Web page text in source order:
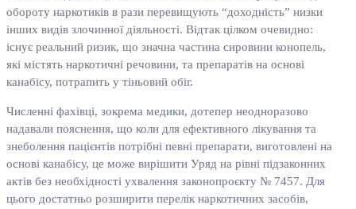
обороту наркотиків в рази перевищують “доходність” низки
інших видів злочинної діяльності. Відтак цілком очевидно:
існує реальний ризик, що значна частина сировини конопель,
які містять наркотичні речовини, та препаратів на основі
канабісу, потрапить у тіньовий обіг.
Численні фахівці, зокрема медики, дотепер неодноразово
надавали пояснення, що коли для ефективного лікування та
знеболення пацієнтів потрібні певні препарати, виготовлені на
основі канабісу, це може вирішити Уряд на рівні підзаконних
актів без необхідності ухвалення законопроєкту № 7457. Для
цього достатньо розширити перелік наркотичних засобів,